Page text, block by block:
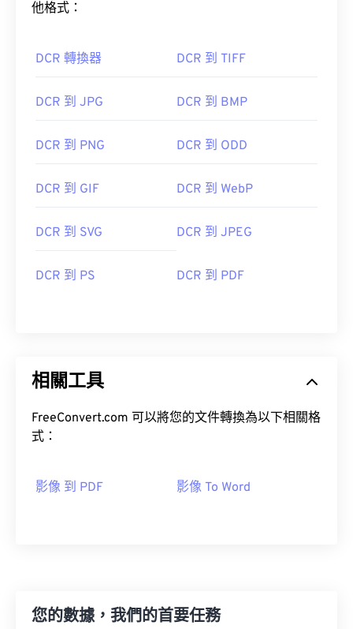
他格式：
DCR 轉換器 DCR 到 TIFF
DCR 到 JPG DCR 到 BMP
DCR 到 PNG DCR 到 ODD
DCR 到 GIF DCR 到 WebP
DCR 到 SVG DCR 到 JPEG
DCR 到 PS DCR 到 PDF
相關工具
FreeConvert.com 可以將您的文件轉換為以下相關格
式：
影像 到 PDF 影像 To Word
您的數據，我們的首要任務